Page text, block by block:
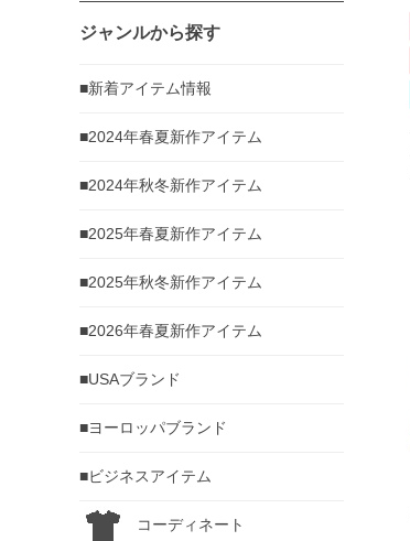
ジャンルから探す
■新着アイテム情報
■2024年春夏新作アイテム
■2024年秋冬新作アイテム
■2025年春夏新作アイテム
■2025年秋冬新作アイテム
■2026年春夏新作アイテム
■USAブランド
■ヨーロッパブランド
■ビジネスアイテム
コーディネート